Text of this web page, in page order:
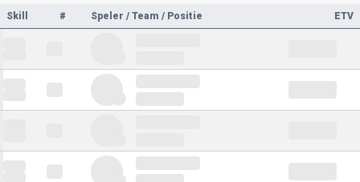
Skill
# Speler / Team / Positie ETV